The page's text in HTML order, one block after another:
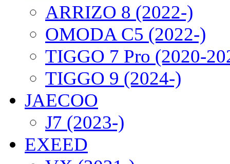
ARRIZO 8 (2022-)
OMODA C5 (2022-)
TIGGO 7 Pro (2020-
TIGGO 9 (2024-)
JAECOO
J7 (2023-)
EXEED